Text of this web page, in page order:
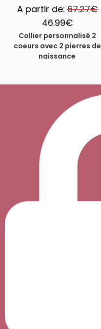
A partir de:67.27€
46.99€
Collier personnalisé 2
coeurs avec 2 pierres de
naissance